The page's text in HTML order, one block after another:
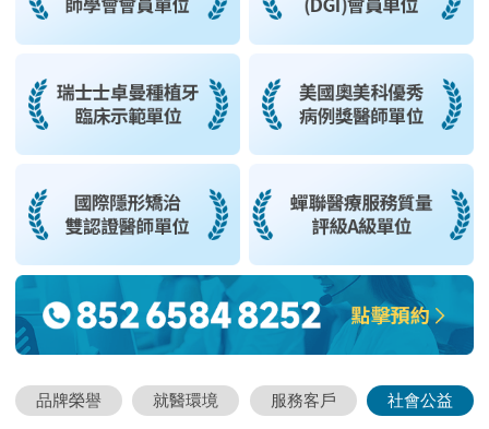
品牌榮譽 就醫環境 服務客戶 社會公益